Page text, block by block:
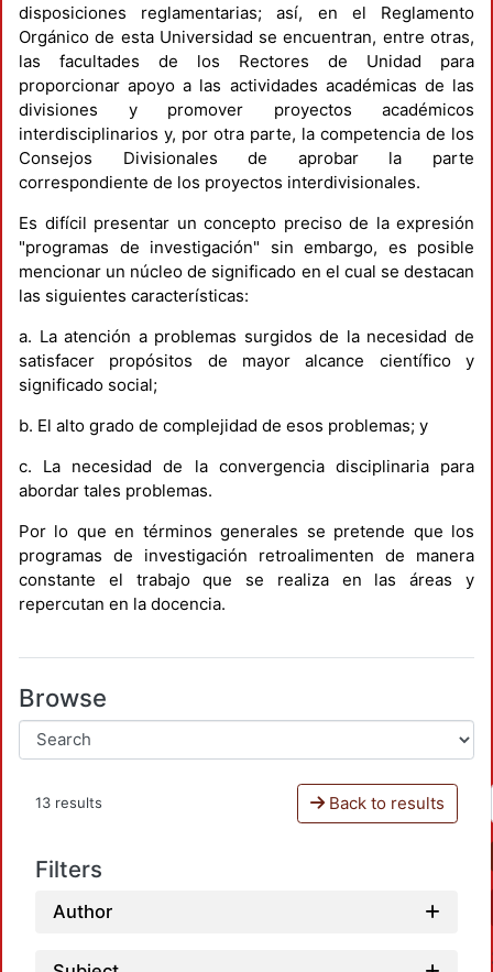
disposiciones reglamentarias; así, en el Reglamento
Orgánico de esta Universidad se encuentran, entre otras,
las facultades de los Rectores de Unidad para
proporcionar apoyo a las actividades académicas de las
divisiones y promover proyectos académicos
interdisciplinarios y, por otra parte, la competencia de los
Consejos Divisionales de aprobar la parte
correspondiente de los proyectos interdivisionales.
Es difícil presentar un concepto preciso de la expresión
"programas de investigación" sin embargo, es posible
mencionar un núcleo de significado en el cual se destacan
las siguientes características:
a. La atención a problemas surgidos de la necesidad de
satisfacer propósitos de mayor alcance científico y
significado social;
b. El alto grado de complejidad de esos problemas; y
c. La necesidad de la convergencia disciplinaria para
abordar tales problemas.
Por lo que en términos generales se pretende que los
programas de investigación retroalimenten de manera
constante el trabajo que se realiza en las áreas y
repercutan en la docencia.
Browse
13 results Back to results
Filters
Author